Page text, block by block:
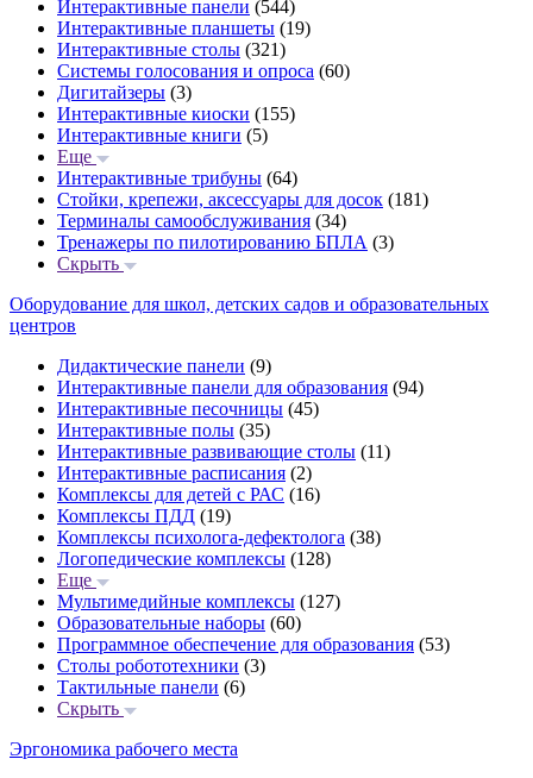
Интерактивные панели (544)
Интерактивные планшеты (19)
Интерактивные столы (321)
Системы голосования и опроса (60)
Дигитайзеры (3)
Интерактивные киоски (155)
Интерактивные книги (5)
Еще
Интерактивные трибуны (64)
Стойки, крепежи, аксессуары для досок (181)
Терминалы самообслуживания (34)
Тренажеры по пилотированию БПЛА (3)
Скрыть
Оборудование для школ, детских садов и образовательных
центров
Дидактические панели (9)
Интерактивные панели для образования (94)
Интерактивные песочницы (45)
Интерактивные полы (35)
Интерактивные развивающие столы (11)
Интерактивные расписания (2)
Комплексы для детей с РАС (16)
Комплексы ПДД (19)
Комплексы психолога-дефектолога (38)
Логопедические комплексы (128)
Еще
Мультимедийные комплексы (127)
Образовательные наборы (60)
Программное обеспечение для образования (53)
Столы робототехники (3)
Тактильные панели (6)
Скрыть
Эргономика рабочего места